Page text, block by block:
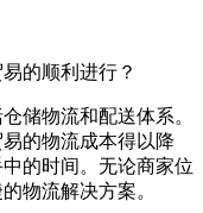
的顺利进行？
储物流和配送体系。
的物流成本得以降
的时间。无论商家位
物流解决方案。